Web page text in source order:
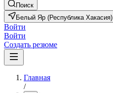
Поиск
Белый Яр (Республика Хакасия)
Войти
Войти
Создать резюме
Главная
/